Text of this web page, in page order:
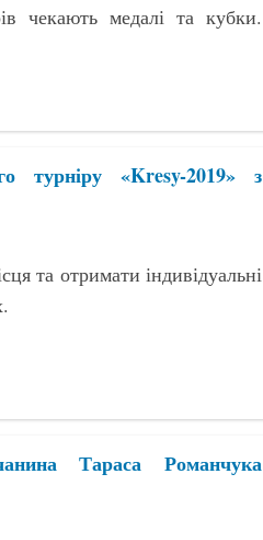
чекають медалі та кубки.
турніру «Kresy-2019» з
та отримати індивідуальні
Тараса Романчука